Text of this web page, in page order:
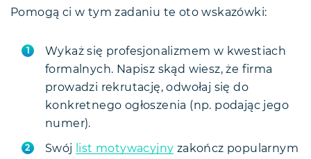
Pomogą ci w tym zadaniu te oto wskazówki:
Wykaż się profesjonalizmem w kwestiach
formalnych. Napisz skąd wiesz, że firma
prowadzi rekrutację, odwołaj się do
konkretnego ogłoszenia (np. podając jego
numer).
Swój list motywacyjny zakończ popularnym